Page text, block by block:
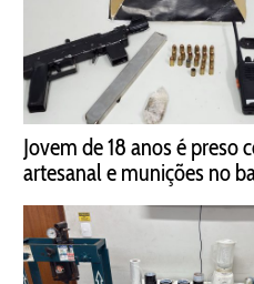
Jovem de 18 anos é
artesanal e munições no